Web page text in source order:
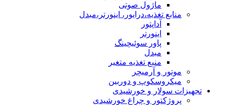
ماژول صوتی
منابع تغذیه،درایور، اینورتر،مبدل
آداپتور
اینورتر
پاور سوئیچینگ
مبدل
منبع تغذیه متغیر
موتور و آرمیچر
میکروسکوپ و دوربین
تجهیزات سولار و خورشیدی
پروژکتور و چراغ خورشیدی